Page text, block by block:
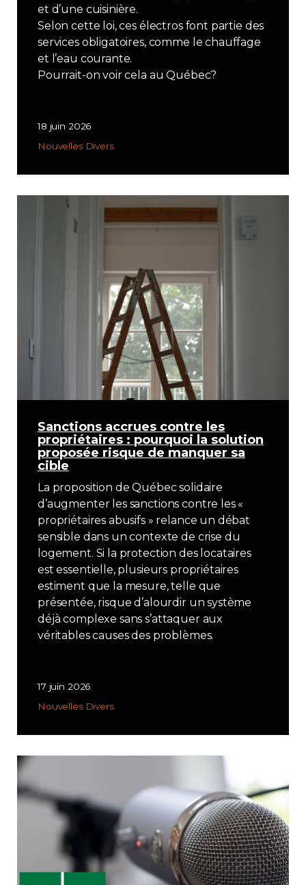
et d’une cuisinière.
Selon cette loi, ces électros font partie des
services obligatoires, comme le chauffage
et l’eau courante.
Pourrait-on voir cela au Québec?
18 juin 2026
Nouvelles Divers
Sanctions accrues contre les
propriétaires : pourquoi la solution
proposée risque de manquer sa
cible
La proposition de Québec solidaire
d’augmenter les sanctions contre les «
propriétaires abusifs » relance un débat
sensible dans un contexte de crise du
logement. Si la protection des locataires
est essentielle, plusieurs propriétaires
estiment que la mesure, telle que
présentée, risque d’alourdir un système
déjà complexe sans s’attaquer aux
véritables causes des problèmes.
17 juin 2026
Nouvelles Divers